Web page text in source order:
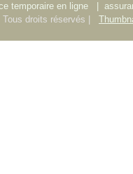
temporaire en ligne
droits réservés |